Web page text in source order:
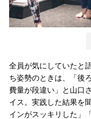
全員が気にしていたと
ち姿勢のときは、「後
費量が段違い」と山口
イス。実践した結果を
インがスッキリした」